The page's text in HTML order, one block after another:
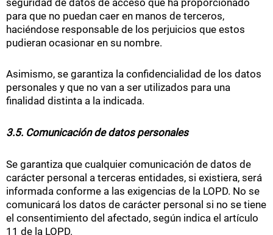
para que no puedan caer en manos de terceros,
haciéndose responsable de los perjuicios que estos
pudieran ocasionar en su nombre.
Asimismo, se garantiza la confidencialidad de los datos
personales y que no van a ser utilizados para una
finalidad distinta a la indicada.
3.5. Comunicación de datos personales
Se garantiza que cualquier comunicación de datos de
carácter personal a terceras entidades, si existiera, será
informada conforme a las exigencias de la LOPD. No se
comunicará los datos de carácter personal si no se tiene
el consentimiento del afectado, según indica el artículo
11 de la LOPD.